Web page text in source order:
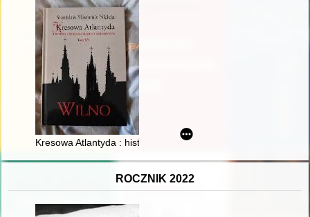
Kresowa Atlantyda : historia i mitologia miast kresowych. T. 15,
ROCZNIK 2022